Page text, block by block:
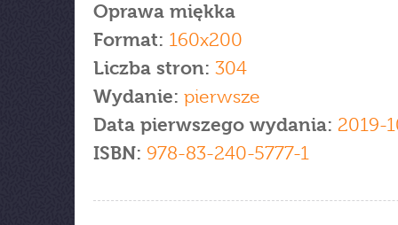
Oprawa miękka
Format: 160x200
Liczba stron: 304
Wydanie: pierwsze
Data pierwszego wydania: 2019-
ISBN: 978-83-240-5777-1